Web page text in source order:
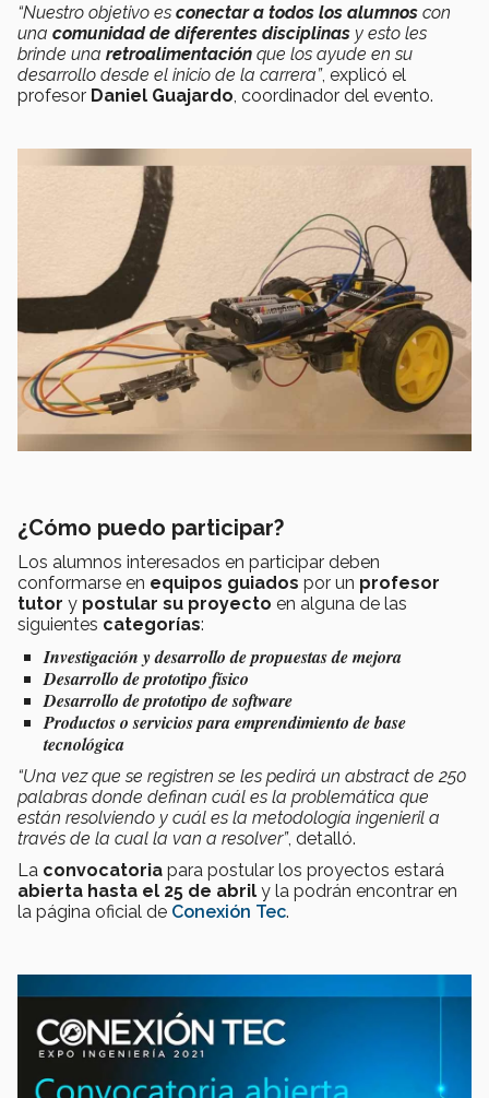
“Nuestro objetivo es conectar a todos los alumnos con
una comunidad de diferentes disciplinas y esto les
brinde una retroalimentación que los ayude en su
desarrollo desde el inicio de la carrera”, explicó el
profesor Daniel Guajardo , coordinador del evento.
¿Cómo puedo participar?
Los alumnos interesados en participar deben
conformarse en equipos guiados por un profesor
tutor y postular su proyecto en alguna de las
siguientes categorías:
Investigación y desarrollo de propuestas de mejora
Desarrollo de prototipo físico
Desarrollo de prototipo de software
Productos o servicios para emprendimiento de base
tecnológica
“Una vez que se registren se les pedirá un abstract de 250
palabras donde definan cuál es la problemática que
están resolviendo y cuál es la metodología ingenieril a
través de la cual la van a resolver”, detalló.
La convocatoria para postular los proyectos estará
abierta hasta el 25 de abril y la podrán encontrar en
la página oficial de Conexión Tec.